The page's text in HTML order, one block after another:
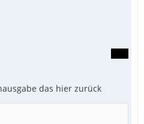
das hier zurück